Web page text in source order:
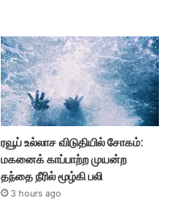
ரவூப் உல்லாச விடுதியில் சோகம்:
மகனைக் காப்பாற்ற முயன்ற
தந்தை நீரில் மூழ்கி பலி
3 hours ago